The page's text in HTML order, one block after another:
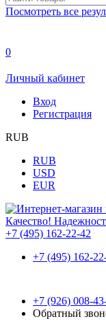
Посмотреть все
0
Личный кабинет
Вход
Регистрация
RUB
RUB
USD
EUR
Качество!
+7 (495) 162-22-42
+7 (495) 162-
+7 (926) 008-
Обратный